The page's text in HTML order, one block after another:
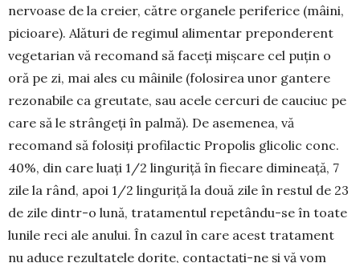
nervoase de la creier, către organele periferice (mâini,
picioare). Alături de regimul ali­mentar preponderent
vegeta­rian vă recomand să fa­ceți mișcare cel puțin o
oră pe zi, mai ales cu mâinile (folosirea unor gantere
rezonabile ca greu­tate, sau acele cercuri de cauciuc pe
care să le strân­geți în palmă). De asemenea, vă
recomand să folo­siți profilactic Propolis glicolic conc.
40%, din care luați 1/2 lin­gu­riță în fiecare dimineață, 7
zile la rând, apoi 1/2 linguriță la două zile în restul de 23
de zile dintr-o lună, tratamentul repetându-se în toate
lunile reci ale anului. În cazul în care acest tratament
nu aduce rezultatele dorite, contactați-ne și vă vom